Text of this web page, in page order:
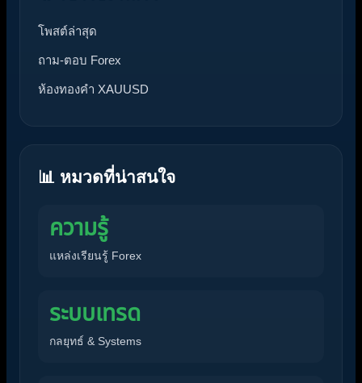
โพสต์ล่าสุด
ถาม-ตอบ Forex
ห้องทองคำ XAUUSD
📊 หมวดที่น่าสนใจ
ความรู้
แหล่งเรียนรู้ Forex
ระบบเทรด
กลยุทธ์ & Systems